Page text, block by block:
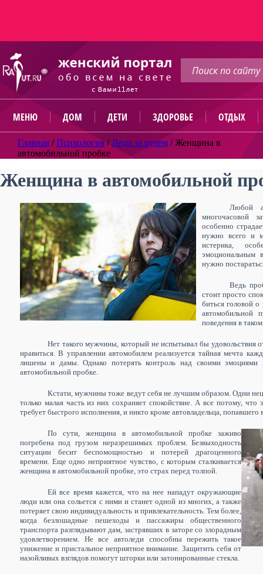
МЕНЮ ДОМ ДЕТИ ЗДОРОВЬЕ ОТДЫХ
Главная /Психология/Леди за рулем /Женщина в
автомобильной пробке
Женщина в автомобильной
Любой
многочасовой
особенно
нужно всего и
истерика,
эмоциональным
нужно
Ведь
стоит просто
биться головой
автомобильной
поведения в
Нет такого мужчины, который не испытывал бы
нравиться. В управлении автомобилем реализуется тайная мечта
лишены и дамы.Однако потерять контроль над своими
автомобильной пробке.
Кстати, мужчины тоже ведут себя не лучшим образом. Одни
только малая часть из них сохраняет спокойствие.А все потому, что
требует быстрого исполнения, и никто кроме автовладельца,
По сути, женщина в автомобильной пробке заживо
погребена под грузом неразрешимых проблем. Безвыходность
ситуации бесит беспомощностью и потерей драгоценного
времени. Еще одно неприятное чувство, с которым сталкивается
женщина в автомобильной пробке, это страх перед толпой.
Ей все время кажется, что на нее нападут окружающие
люди или она сольется с ними и станет одной из многих, а также
потеряет свою индивидуальность и привлекательность. Тем более,
когда безлошадные пешеходы и пассажиры общественного
транспорта разглядывают дам, застрявших в заторе со злорадным
удовлетворением. Не все автоледи способны пережить такое
унижение и пристальное неприятное внимание. Защитить себя от
назойливых взглядов помогут шторки или затонированные стекла.